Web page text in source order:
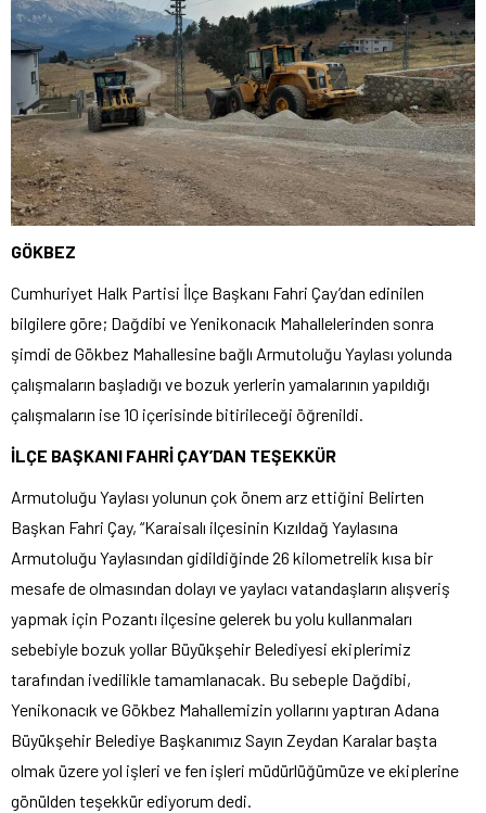
GÖKBEZ
Cumhuriyet Halk Partisi İlçe Başkanı Fahri Çay’dan edinilen
bilgilere göre; Dağdibi ve Yenikonacık Mahallelerinden sonra
şimdi de Gökbez Mahallesine bağlı Armutoluğu Yaylası yolunda
çalışmaların başladığı ve bozuk yerlerin yamalarının yapıldığı
çalışmaların ise 10 içerisinde bitirileceği öğrenildi.
İLÇE BAŞKANI FAHRİ ÇAY’DAN TEŞEKKÜR
Armutoluğu Yaylası yolunun çok önem arz ettiğini Belirten
Başkan Fahri Çay, “Karaisalı ilçesinin Kızıldağ Yaylasına
Armutoluğu Yaylasından gidildiğinde 26 kilometrelik kısa bir
mesafe de olmasından dolayı ve yaylacı vatandaşların alışveriş
yapmak için Pozantı ilçesine gelerek bu yolu kullanmaları
sebebiyle bozuk yollar Büyükşehir Belediyesi ekiplerimiz
tarafından ivedilikle tamamlanacak. Bu sebeple Dağdibi,
Yenikonacık ve Gökbez Mahallemizin yollarını yaptıran Adana
Büyükşehir Belediye Başkanımız Sayın Zeydan Karalar başta
olmak üzere yol işleri ve fen işleri müdürlüğümüze ve ekiplerine
gönülden teşekkür ediyorum dedi.